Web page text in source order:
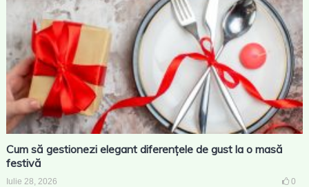
Cum să gestionezi elegant diferențele de gust la o masă
festivă
Iulie 28, 2026 0